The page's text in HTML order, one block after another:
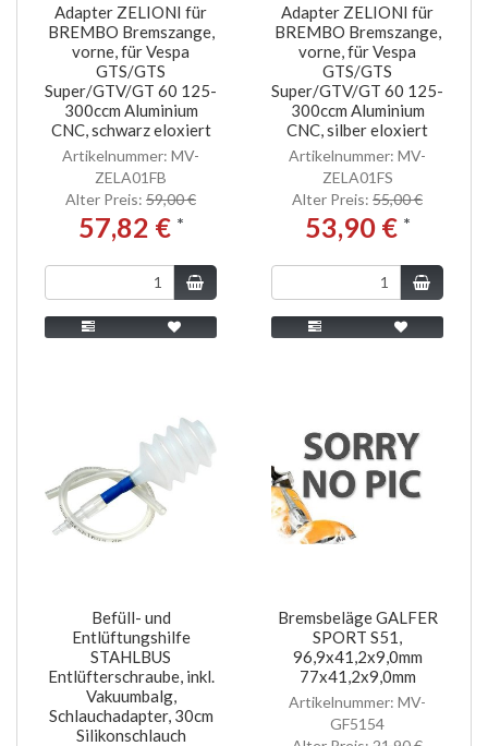
Adapter ZELIONI für
BREMBO Bremszange,
vorne, für Vespa
GTS/GTS
Super/GTV/GT 60 125-
300ccm Aluminium
CNC, schwarz eloxiert
Artikelnummer: MV-
ZELA01FB
Alter Preis: 59,00 €
57,82 € *
Adapter ZELIONI für
BREMBO Bremszange,
vorne, für Vespa
GTS/GTS
Super/GTV/GT 60 125-
300ccm Aluminium
CNC, silber eloxiert
Artikelnummer: MV-
ZELA01FS
Alter Preis: 55,00 €
53,90 € *
Befüll- und
Entlüftungshilfe
STAHLBUS
Entlüfterschraube, inkl.
Vakuumbalg,
Schlauchadapter, 30cm
Silikonschlauch
Bremsbeläge GALFER
SPORT S51,
96,9x41,2x9,0mm
77x41,2x9,0mm
Artikelnummer: MV-
GF5154